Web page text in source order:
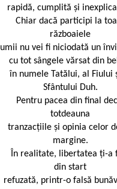
rapidă, cumplită și
Chiar dacă participi la
războaiele
lumii nu vei fi niciodată un
cu tot sângele vărsat din
în numele Tatălui, al Fiului
Sfântului Duh.
Pentru pacea din final
totdeauna
tranzacțiile și opinia celor
margine.
În realitate, libertatea ți-a
din start
refuzată, printr-o falsă